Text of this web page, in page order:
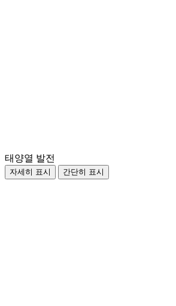
태양열 발전
자세히 표시 간단히 표시